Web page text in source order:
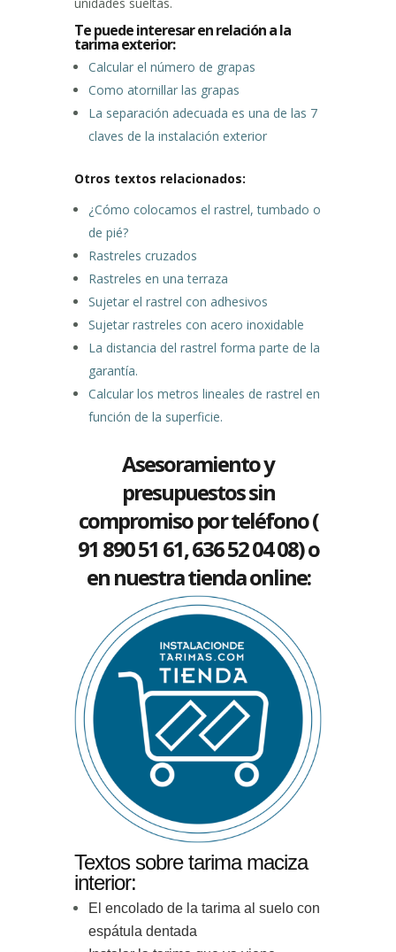
unidades sueltas.
Te puede interesar en relación a la
tarima exterior:
Calcular el número de grapas
Como atornillar las grapas
La separación adecuada es una de las 7
claves de la instalación exterior
Otros textos relacionados:
¿Cómo colocamos el rastrel, tumbado o
de pié?
Rastreles cruzados
Rastreles en una terraza
Sujetar el rastrel con adhesivos
Sujetar rastreles con acero inoxidable
La distancia del rastrel forma parte de la
garantía.
Calcular los metros lineales de rastrel en
función de la superficie.
Asesoramiento y
presupuestos sin
compromiso por teléfono (
91 890 51 61, 636 52 04 08) o
en nuestra tienda online:
Textos sobre tarima maciza
interior:
El encolado de la tarima al suelo con
espátula dentada